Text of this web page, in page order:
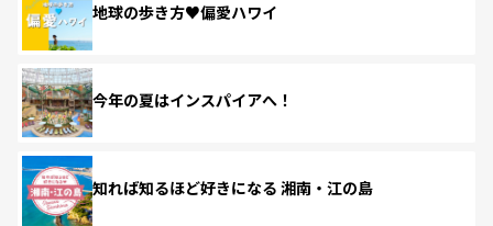
地球の歩き方♥偏愛ハワイ
今年の夏はインスパイアへ！
知れば知るほど好きになる 湘南・江の島